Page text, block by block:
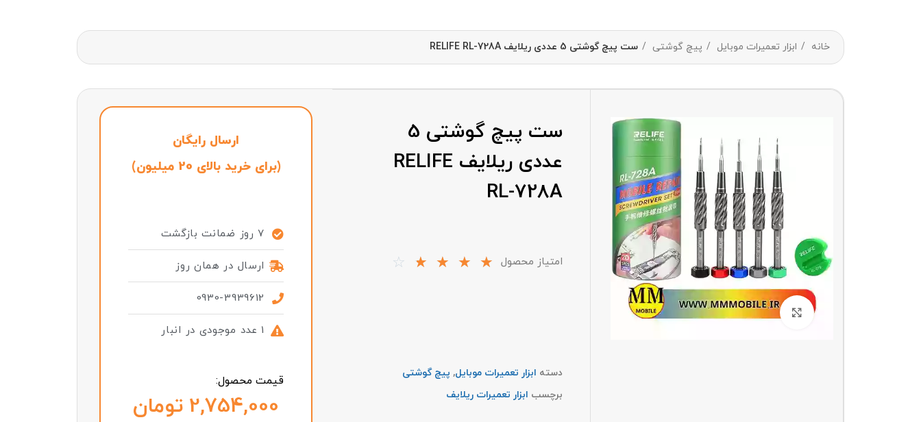
خانه ابزار تعمیرات موبایل پیچ گوشتی ست پیچ گوشتی 5 عددی ریلایف RELIFE RL-728A
بزرگنمایی تصویر
ست پیچ گوشتی 5
عددی ریلایف RELIFE
RL-728A
امتیاز محصول ☆
☆
☆
☆
☆
دسته ابزار تعمیرات موبایل, پیچ گوشتی
برچسب ابزار تعمیرات ریلایف
ارسال رایگان
(برای خرید بالای 20 میلیون)
7 روز ضمانت بازگشت
ارسال در همان روز
0930-3939612
1 عدد موجودی در انبار
قیمت محصول:
تومان